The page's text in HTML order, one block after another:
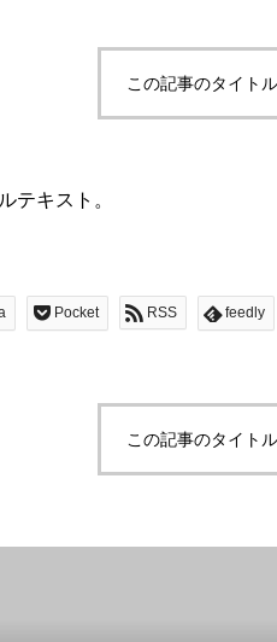
この記事のタイト
テキスト。
Pocket RSS feedly
この記事のタイト